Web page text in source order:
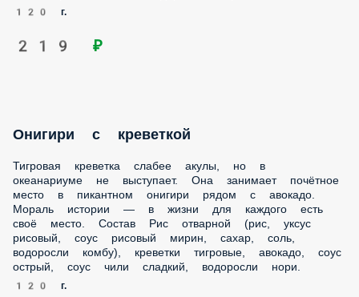
120 г.
219 ₽
Онигири с креветкой
Тигровая креветка слабее акулы, но в
океанариуме не выступает. Она занимает почётное
место в пикантном онигири рядом с авокадо.
Мораль истории — в жизни для каждого есть
своё место. Состав Рис отварной (рис, уксус
рисовый, соус рисовый мирин, сахар, соль,
водоросли комбу), креветки тигровые, авокадо, соус
острый, соус чили сладкий, водоросли нори.
120 г.